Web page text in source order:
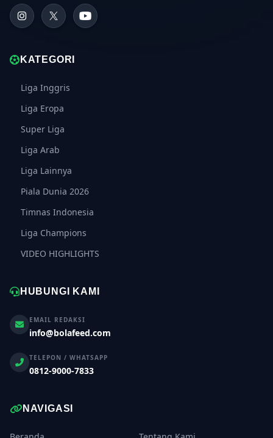
KATEGORI
Liga Inggris
Liga Eropa
Super Liga
Liga Arab
Liga Lainnya
Piala Dunia 2026
Timnas Indonesia
Liga Champions
VIDEO HIGHLIGHTS
HUBUNGI KAMI
EMAIL REDAKSI
info@bolafeed.com
TELEPON / WHATSAPP
0812-9000-7833
NAVIGASI